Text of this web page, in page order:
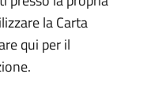
la Carta
qui per il